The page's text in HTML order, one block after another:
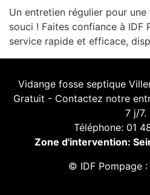
Un entretien régulier pour
souci ! Faites confiance à IDF
service rapide et efficace,
Vidange fosse septique
Gratuit - Contactez notre
7 j/7.
Téléphone: 01
Zone d'intervention:
© IDF Pompage :